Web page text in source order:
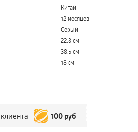
Китай
12 месяцев
Серый
22.8 см
38.5 см
18 см
100 руб